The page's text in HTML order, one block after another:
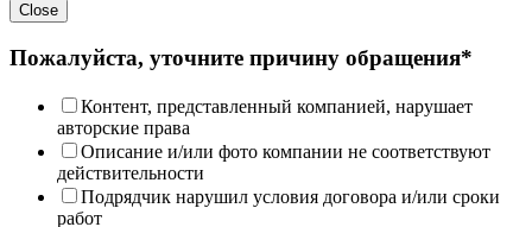
Close
Пожалуйста, уточните причину обращения*
Контент, представленный компанией, нарушает
авторские права
Описание и/или фото компании не соответствуют
действительности
Подрядчик нарушил условия договора и/или сроки
работ